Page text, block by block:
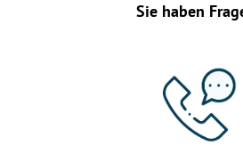
Sie haben